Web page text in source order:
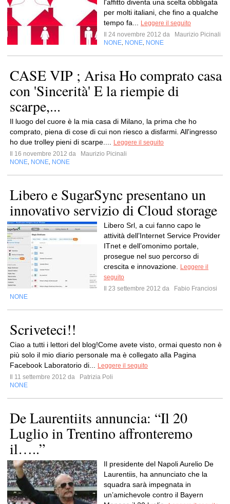
l'affitto diventa una scelta obbligata
per molti italiani, che fino a qualche
tempo fa...
Leggere il seguito
Il 24 novembre 2012 da
Maurizio Picinali
NONE NONE NONE
CASE VIP ; Arisa Ho comprato casa
con 'Sincerità' E la riempie di
scarpe,...
Il luogo del cuore è la mia casa di Milano, la prima che ho
comprato, piena di cose di cui non riesco a disfarmi. All'ingresso
ho due trolley pieni di scarpe....
Leggere il seguito
Il 16 novembre 2012 da
Maurizio Picinali
NONE NONE NONE
Libero e SugarSync presentano un
innovativo servizio di Cloud storage
Libero Srl, a cui fanno capo le
attività dell’Internet Service Provider
ITnet e dell’omonimo portale,
prosegue nel suo percorso di
crescita e innovazione.
Leggere il
seguito
Il 23 settembre 2012 da
Fabio Franciosi
NONE
Scriveteci!!
Ciao a tutti i lettori del blog!Come avete visto, ormai questo non è
più solo il mio diario personale ma è collegato alla Pagina
Facebook Laboratorio di...
Leggere il seguito
Il 11 settembre 2012 da
Patrizia Poli
NONE
De Laurentiits annuncia: “Il 20
Luglio in Trentino affronteremo
il…..”
Il presidente del Napoli Aurelio De
Laurentiis, ha annunciato che la
squadra sarà impegnata in
un’amichevole contro il Bayern